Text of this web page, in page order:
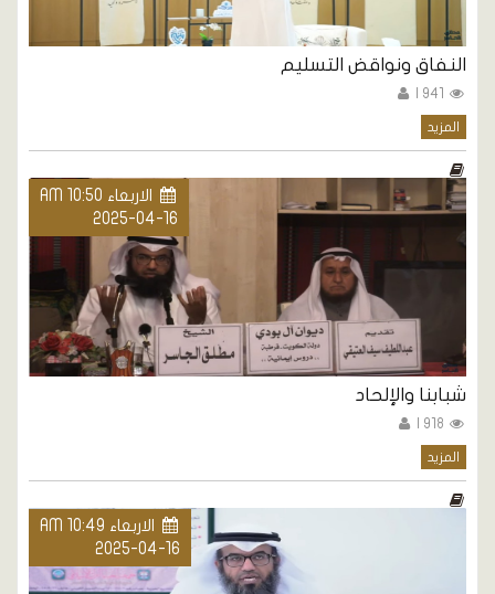
النفاق ونواقض التسليم
المزيد
الاربعاء AM 10:50
2025-04-16
شبابنا والإلحاد
المزيد
الاربعاء AM 10:49
2025-04-16